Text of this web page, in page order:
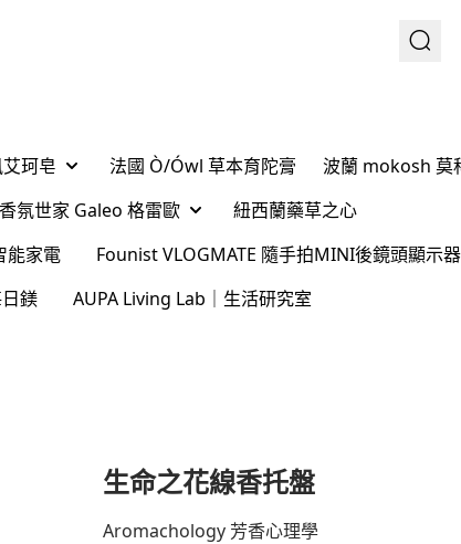
珂皂 法國 Ò/Ówl 草本育陀膏
波蘭 mokosh 莫
氛世家 Galeo 格雷歐
紐西蘭藥草之心
能家電
Founist VLOGMATE 隨手拍MINI後鏡頭顯示器
鎂 AUPA Living Lab｜生活研究室
生命之花線香托盤
Aromachology 芳香心理學